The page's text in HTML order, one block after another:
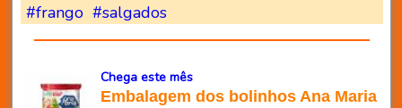
#frango #salgados
Chega este mês
Embalagem dos bolinhos Ana Maria